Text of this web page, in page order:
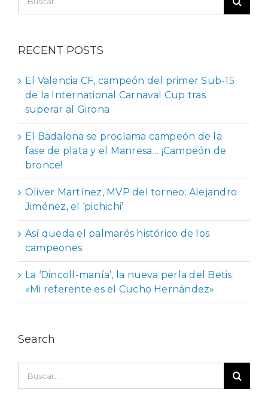
RECENT POSTS
El Valencia CF, campeón del primer Sub-15
de la International Carnaval Cup tras
superar al Girona
El Badalona se proclama campeón de la
fase de plata y el Manresa… ¡Campeón de
bronce!
Oliver Martínez, MVP del torneo; Alejandro
Jiménez, el ‘pichichi’
Así queda el palmarés histórico de los
campeones
La ‘Dincoll-manía’, la nueva perla del Betis:
«Mi referente es el Cucho Hernández»
Search